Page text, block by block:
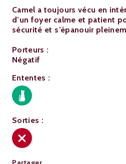
Camel a toujours vécu en
d’un foyer calme et patient
sécurité et s’épanouir
Porteurs :
Négatif
Ententes :
Sorties :